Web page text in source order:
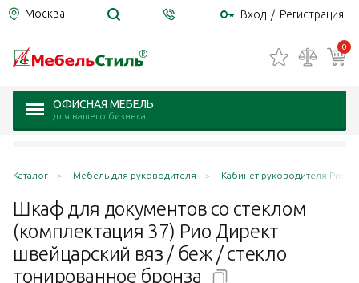
Москва Вход / Регистрация
0
ОФИСНАЯ МЕБЕЛЬ
для вашего бизнеса
Каталог Мебель для руководителя Кабинет руководителя Рио
Шкаф для документов со стеклом
(комплектация 37) Рио Директ
швейцарский вяз / беж / стекло
тонированное бронза